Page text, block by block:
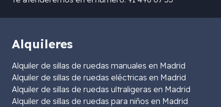
Alquileres
Alquiler de sillas de ruedas manuales en Madrid
Alquiler de sillas de ruedas eléctricas en Madrid
Alquiler de sillas de ruedas ultraligeras en Madrid
Alquiler de sillas de ruedas para niños en Madrid